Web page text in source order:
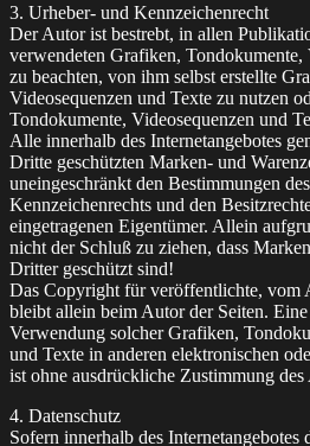
3. Urheber- und Kennzeichenrecht
Der Autor ist bestrebt, in allen
verwendeten Grafiken, Tondokumente,
zu beachten, von ihm selbst erstellte
Videosequenzen und Texte zu nutzen
Tondokumente, Videosequenzen und
Alle innerhalb des Internetangebotes
Dritte geschützten Marken- und
uneingeschränkt den Bestimmungen
Kennzeichenrechts und den
eingetragenen Eigentümer. Allein
nicht der Schluß zu ziehen, dass
Dritter geschützt sind!
Das Copyright für veröffentlichte, vom
bleibt allein beim Autor der Seiten.
Verwendung solcher Grafiken,
und Texte in anderen elektronischen
ist ohne ausdrückliche Zustimmung des
4. Datenschutz
Sofern innerhalb des